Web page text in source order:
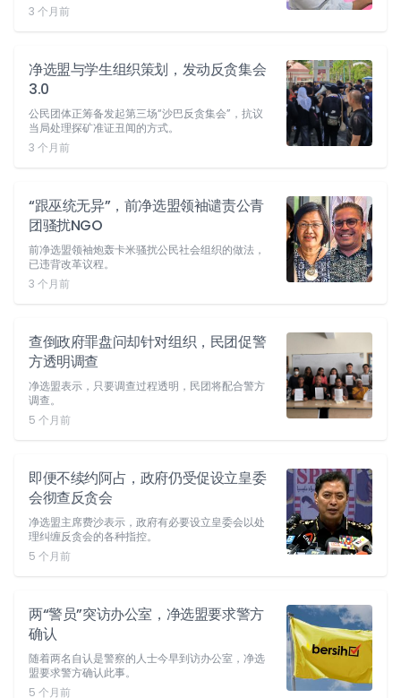
3 个月前
净选盟与学生组织策划，发动反贪集会
3.0
公民团体正筹备发起第三场“沙巴反贪集会”，抗议
当局处理探矿准证丑闻的方式。
3 个月前
“跟巫统无异”，前净选盟领袖谴责公青
团骚扰NGO
前净选盟领袖炮轰卡米骚扰公民社会组织的做法，
已违背改革议程。
3 个月前
查倒政府罪盘问却针对组织，民团促警
方透明调查
净选盟表示，只要调查过程透明，民团将配合警方
调查。
5 个月前
即便不续约阿占，政府仍受促设立皇委
会彻查反贪会
净选盟主席费沙表示，政府有必要设立皇委会以处
理纠缠反贪会的各种指控。
5 个月前
两“警员”突访办公室，净选盟要求警方
确认
随着两名自认是警察的人士今早到访办公室，净选
盟要求警方确认此事。
5 个月前